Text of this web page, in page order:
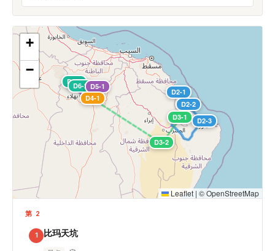
D2-1
D2-2
D2-3
D3-1
D3-2
D4-1
D5-1
D6-1D6-2
+
−
Leaflet | ©OpenStreetMap
第 2
1 比玛天坑